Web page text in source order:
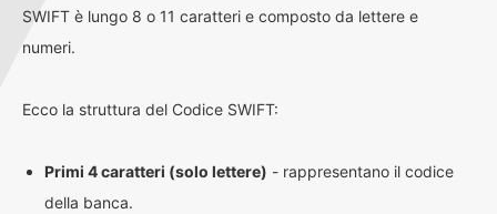
SWIFT è lungo 8 o 11 caratteri e composto da lettere e
numeri.
Ecco la struttura del Codice SWIFT:
Primi 4 caratteri (solo lettere) - rappresentano il codice
della banca.